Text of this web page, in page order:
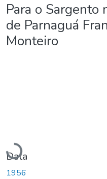
Para o Sargento
de Parnaguá
Monteiro
Carregando...
Data
1956